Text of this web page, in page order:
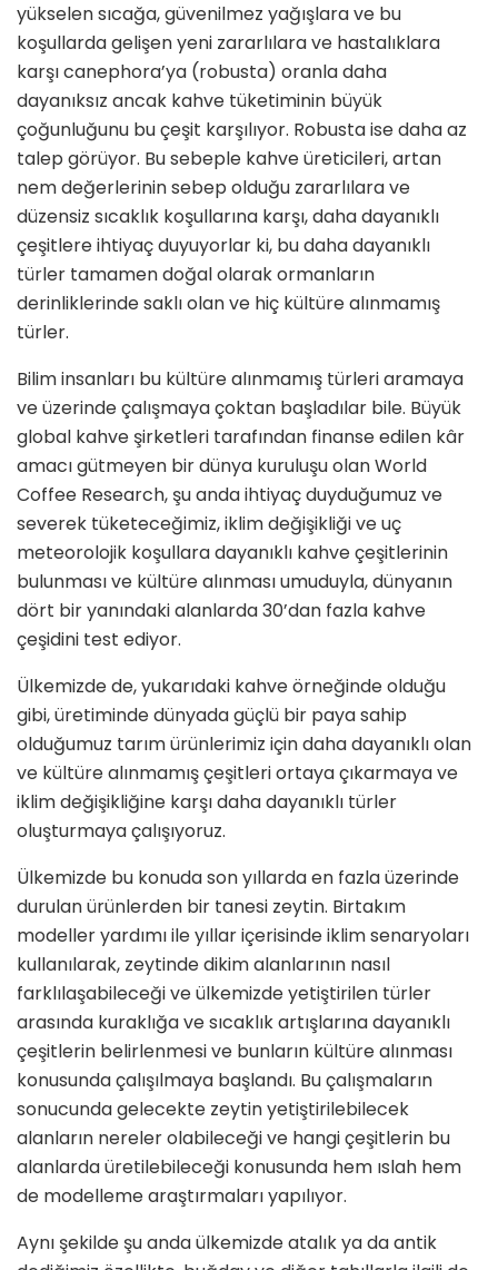
yükselen sıcağa, güvenilmez yağışlara ve bu
koşullarda gelişen yeni zararlılara ve hastalıklara
karşı canephora’ya (robusta) oranla daha
dayanıksız ancak kahve tüketiminin büyük
çoğunluğunu bu çeşit karşılıyor. Robusta ise daha az
talep görüyor. Bu sebeple kahve üreticileri, artan
nem değerlerinin sebep olduğu zararlılara ve
düzensiz sıcaklık koşullarına karşı, daha dayanıklı
çeşitlere ihtiyaç duyuyorlar ki, bu daha dayanıklı
türler tamamen doğal olarak ormanların
derinliklerinde saklı olan ve hiç kültüre alınmamış
türler.
Bilim insanları bu kültüre alınmamış türleri aramaya
ve üzerinde çalışmaya çoktan başladılar bile. Büyük
global kahve şirketleri tarafından finanse edilen kâr
amacı gütmeyen bir dünya kuruluşu olan World
Coffee Research, şu anda ihtiyaç duyduğumuz ve
severek tüketeceğimiz, iklim değişikliği ve uç
meteorolojik koşullara dayanıklı kahve çeşitlerinin
bulunması ve kültüre alınması umuduyla, dünyanın
dört bir yanındaki alanlarda 30’dan fazla kahve
çeşidini test ediyor.
Ülkemizde de, yukarıdaki kahve örneğinde olduğu
gibi, üretiminde dünyada güçlü bir paya sahip
olduğumuz tarım ürünlerimiz için daha dayanıklı olan
ve kültüre alınmamış çeşitleri ortaya çıkarmaya ve
iklim değişikliğine karşı daha dayanıklı türler
oluşturmaya çalışıyoruz.
Ülkemizde bu konuda son yıllarda en fazla üzerinde
durulan ürünlerden bir tanesi zeytin. Birtakım
modeller yardımı ile yıllar içerisinde iklim senaryoları
kullanılarak, zeytinde dikim alanlarının nasıl
farklılaşabileceği ve ülkemizde yetiştirilen türler
arasında kuraklığa ve sıcaklık artışlarına dayanıklı
çeşitlerin belirlenmesi ve bunların kültüre alınması
konusunda çalışılmaya başlandı. Bu çalışmaların
sonucunda gelecekte zeytin yetiştirilebilecek
alanların nereler olabileceği ve hangi çeşitlerin bu
alanlarda üretilebileceği konusunda hem ıslah hem
de modelleme araştırmaları yapılıyor.
Aynı şekilde şu anda ülkemizde atalık ya da antik